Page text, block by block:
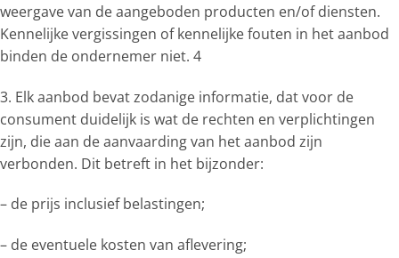
weergave van de aangeboden producten en/of diensten.
Kennelijke vergissingen of kennelijke fouten in het aanbod
binden de ondernemer niet. 4
3. Elk aanbod bevat zodanige informatie, dat voor de
consument duidelijk is wat de rechten en verplichtingen
zijn, die aan de aanvaarding van het aanbod zijn
verbonden. Dit betreft in het bijzonder:
– de prijs inclusief belastingen;
– de eventuele kosten van aflevering;